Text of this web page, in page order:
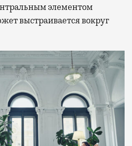
элементом
выстраивается вокруг